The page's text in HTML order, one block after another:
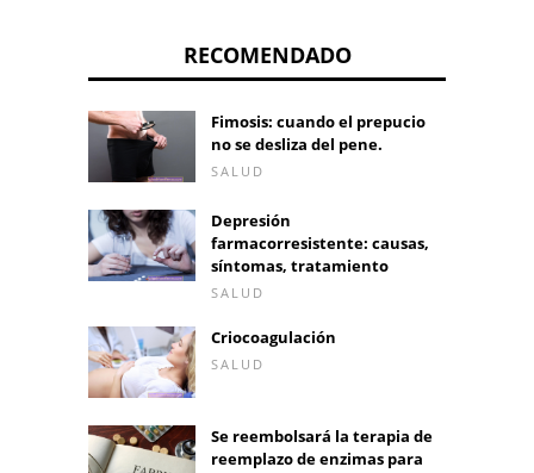
RECOMENDADO
Fimosis: cuando el prepucio
no se desliza del pene.
SALUD
Depresión
farmacorresistente: causas,
síntomas, tratamiento
SALUD
Criocoagulación
SALUD
Se reembolsará la terapia de
reemplazo de enzimas para